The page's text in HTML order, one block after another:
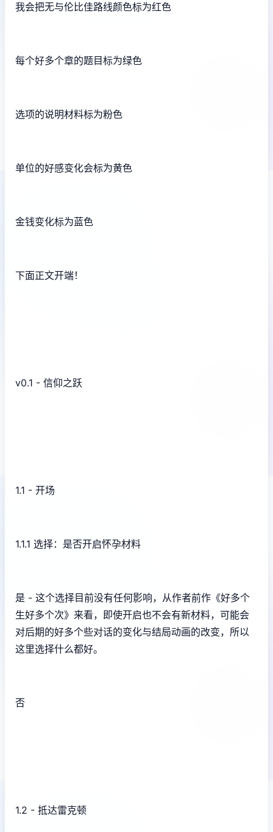
我会把无与伦比佳路线颜色标为红色
每个好多个章的题目标为绿色
选项的说明材料标为粉色
单位的好感变化会标为黄色
金钱变化标为蓝色
下面正文开端！
v0.1 - 信仰之跃
1.1 - 开场
1.1.1 选择：是否开启怀孕材料
是 - 这个选择目前没有任何影响，从作者前作《好多个
生好多个次》来看，即使开启也不会有新材料，可能会
对后期的好多个些对话的变化与结局动画的改变，所以
这里选择什么都好。
否
1.2 - 抵达雷克顿